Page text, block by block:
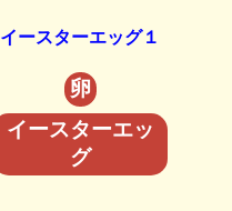
イースターエッグ１
卵
イースターエッ
グ